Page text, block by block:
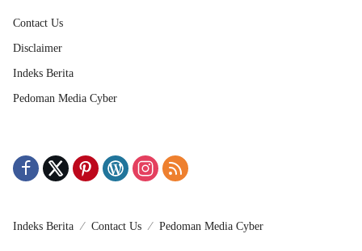
Contact Us
Disclaimer
Indeks Berita
Pedoman Media Cyber
Indeks Berita Contact Us Pedoman Media Cyber